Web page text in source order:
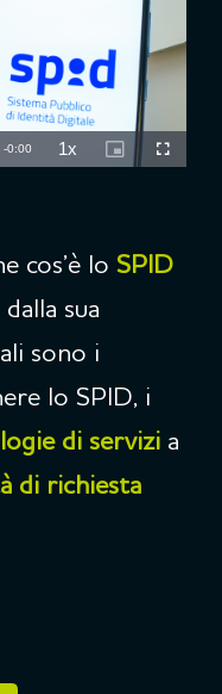
Tempo
-0:00 1xVelocità
di
Picture-
in-
Schermo
intero
cos’è lo SPID
sua
sono i
lo SPID, i
di servizi a
di richiesta